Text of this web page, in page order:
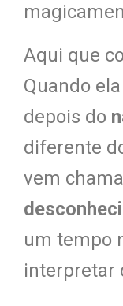
Aqui que
Quando
depois do
diferente
vem
um tempo
interpretar